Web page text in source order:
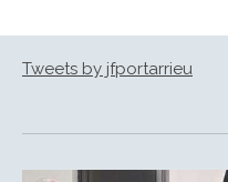
Tweets by jfportarrieu